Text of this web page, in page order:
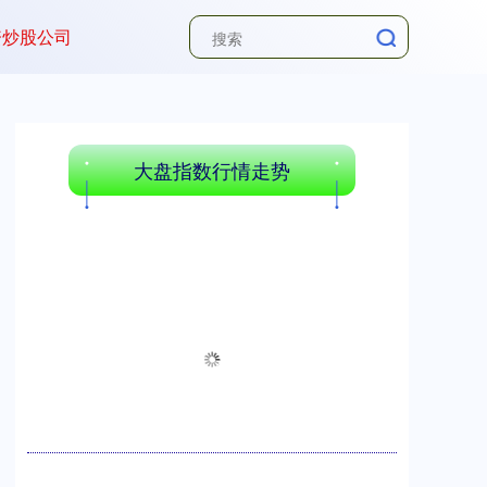
股公司
大盘指数行情走势